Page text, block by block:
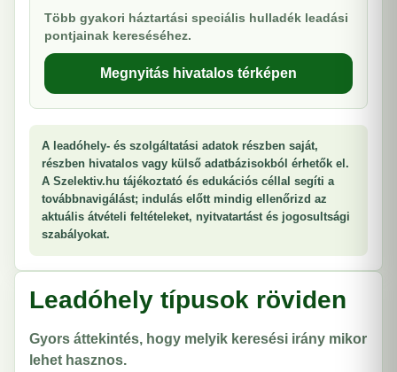
Több gyakori háztartási speciális hulladék leadási
pontjainak kereséséhez.
Megnyitás hivatalos térképen
A leadóhely- és szolgáltatási adatok részben saját,
részben hivatalos vagy külső adatbázisokból érhetők el.
A Szelektiv.hu tájékoztató és edukációs céllal segíti a
továbbnavigálást; indulás előtt mindig ellenőrizd az
aktuális átvételi feltételeket, nyitvatartást és jogosultsági
szabályokat.
Leadóhely típusok röviden
Gyors áttekintés, hogy melyik keresési irány mikor
lehet hasznos.